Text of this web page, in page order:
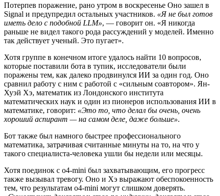
Потерпев поражение, рано утром в воскресенье Оно зашел в
Signal и предупредил остальных участников. «Я не был готов
иметь дело с подобной LLM», — говорит он. «Я никогда
раньше не видел такого рода рассуждений у моделей. Именно
так действует ученый. Это пугает».
Хотя группе в конечном итоге удалось найти 10 вопросов,
которые поставили бота в тупик, исследователи были
поражены тем, как далеко продвинулся ИИ за один год. Оно
сравнил работу с ним с работой с «сильным соавтором». Ян-
Хуэй Хэ, математик из Лондонского института
математических наук и один из пионеров использования ИИ в
математике, говорит: «Это то, что делал бы очень, очень
хороший аспирант — на самом деле, даже больше».
Бот также был намного быстрее профессионального
математика, затрачивая считанные минуты на то, на что у
такого специалиста-человека ушли бы недели или месяцы.
Хотя поединок с o4-mini был захватывающим, его прогресс
также вызывал тревогу. Оно и Хэ выражают обеспокоенность
тем, что результатам o4-mini могут слишком доверять.